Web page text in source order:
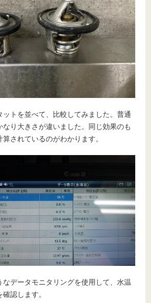
ットを並べて、比較してみました。普通
なり大きさが違いました。同じ効果のも
されているのがわかります。
なデータモニタリングを使用して、水温
認します。